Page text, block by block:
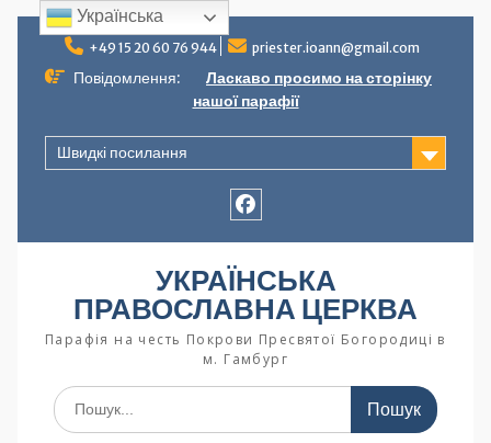
+49 15 20 60 76 944 priester.ioann@gmail.com
Повідомлення:
Ласкаво просимо на сторінку
нашої парафії
Швидкі посилання
УКРАЇНСЬКА
ПРАВОСЛАВНА ЦЕРКВА
Парафія на честь Покрови Пресвятої Богородиці в
м. Гамбург
Українська